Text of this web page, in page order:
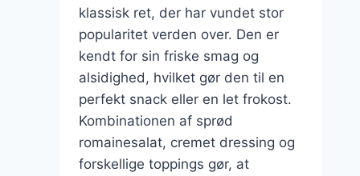
klassisk ret, der har vundet stor
popularitet verden over. Den er
kendt for sin friske smag og
alsidighed, hvilket gør den til en
perfekt snack eller en let frokost.
Kombinationen af sprød
romainesalat, cremet dressing og
forskellige toppings gør, at